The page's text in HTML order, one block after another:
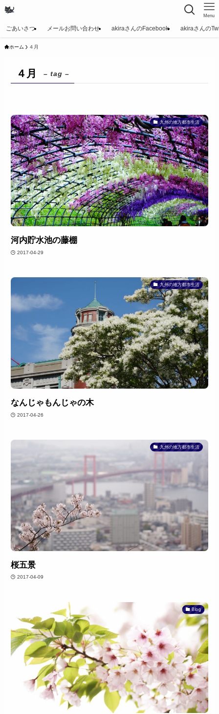
Menu
ごあいさつ メールお問い合わせ akiraさんのFacebook akiraさんの
ホーム ４月
４月 – tag –
九州の地方都市生活
河内貯水池の藤棚
2017-04-29
九州の地方都市生活
なんじゃもんじゃの木
2017-04-26
九州の地方都市生活
桜五景
2017-04-09
Blog